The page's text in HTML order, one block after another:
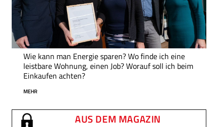
Wie kann man Energie sparen? Wo finde ich eine
leistbare Wohnung, einen Job? Worauf soll ich beim
Einkaufen achten?
MEHR
AUS DEM MAGAZIN